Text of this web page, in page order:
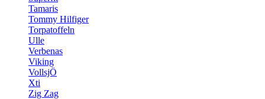
Tamaris
Tommy Hilfiger
Torpatoffeln
Ulle
Verbenas
Viking
VollsjÖ
Xti
Zig Zag